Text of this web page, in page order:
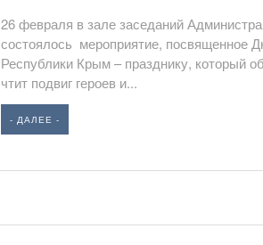
26 февраля в зале заседаний
состоялось мероприятие, посвященное
Республики Крым – празднику, который
чтит подвиг героев и...
- ДАЛЕЕ -